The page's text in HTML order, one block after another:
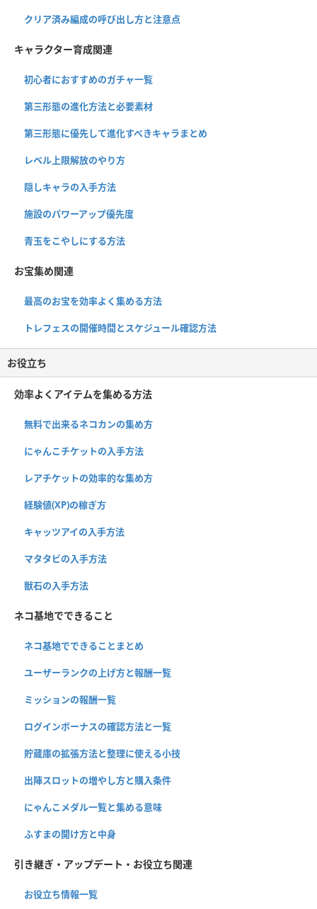
クリア済み編成の呼び出し方と注意点
キャラクター育成関連
初心者におすすめのガチャ一覧
第三形態の進化方法と必要素材
第三形態に優先して進化すべきキャラまとめ
レベル上限解放のやり方
隠しキャラの入手方法
施設のパワーアップ優先度
青玉をこやしにする方法
お宝集め関連
最高のお宝を効率よく集める方法
トレフェスの開催時間とスケジュール確認方法
お役立ち
効率よくアイテムを集める方法
無料で出来るネコカンの集め方
にゃんこチケットの入手方法
レアチケットの効率的な集め方
経験値(XP)の稼ぎ方
キャッツアイの入手方法
マタタビの入手方法
獣石の入手方法
ネコ基地でできること
ネコ基地でできることまとめ
ユーザーランクの上げ方と報酬一覧
ミッションの報酬一覧
ログインボーナスの確認方法と一覧
貯蔵庫の拡張方法と整理に使える小技
出陣スロットの増やし方と購入条件
にゃんこメダル一覧と集める意味
ふすまの開け方と中身
引き継ぎ・アップデート・お役立ち関連
お役立ち情報一覧